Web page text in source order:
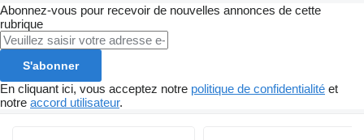
Abonnez-vous pour recevoir de nouvelles annonces de cette
rubrique
S'abonner
En cliquant ici, vous acceptez notre politique de confidentialité et
notre accord utilisateur.